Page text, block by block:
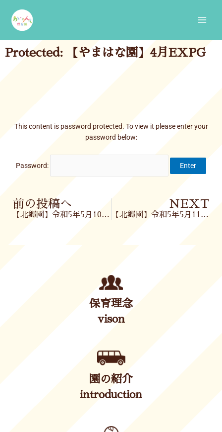
content
Protected: 【やまはな園】4月EXPG
This content is password protected. To view it please enter your
password below:
Password:
Prev
前の投稿へ
【北郷園】令和5年5月10日(水)
NEXT
【北郷園】令和5年5月11日(木)
保育理念
vison
園の紹介
introduction